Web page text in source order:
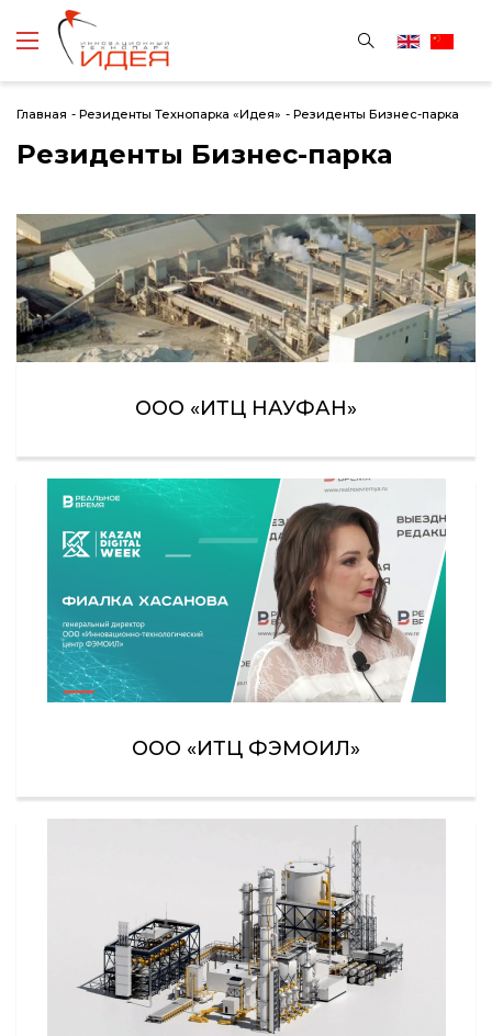
Главная - Резиденты Технопарка «Идея» - Резиденты Бизнес-парка
Резиденты Бизнес-парка
ООО «ИТЦ НАУФАН»
ООО «ИТЦ ФЭМОИЛ»